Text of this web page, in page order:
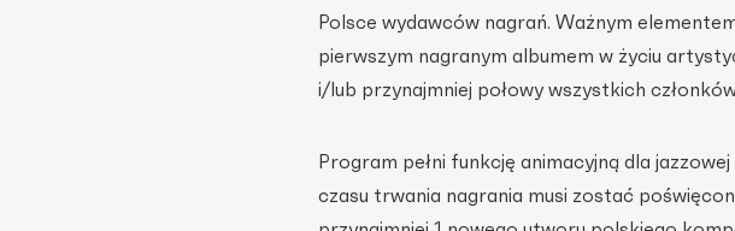
Polsce wydawców nagrań. Ważnym
pierwszym nagranym albumem w życiu
i/lub przynajmniej połowy wszystkich
Program pełni funkcję animacyjną dla
czasu trwania nagrania musi zostać